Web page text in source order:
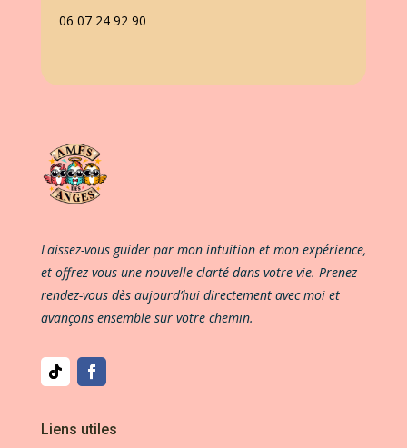
06 07 24 92 90
Laissez-vous guider par mon intuition et mon expérience,
et offrez-vous une nouvelle clarté dans votre vie. Prenez
rendez-vous dès aujourd’hui directement avec moi et
avançons ensemble sur votre chemin.
Liens utiles